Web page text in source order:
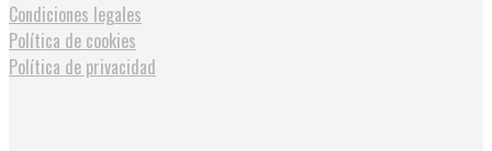
Condiciones legales
Política de cookies
Política de privacidad